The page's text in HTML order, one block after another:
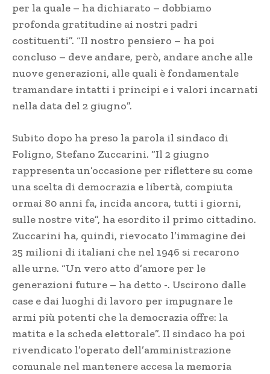
per la quale – ha dichiarato – dobbiamo
profonda gratitudine ai nostri padri
costituenti”. “Il nostro pensiero – ha poi
concluso – deve andare, però, andare anche alle
nuove generazioni, alle quali è fondamentale
tramandare intatti i principi e i valori incarnati
nella data del 2 giugno”.
Subito dopo ha preso la parola il sindaco di
Foligno, Stefano Zuccarini. “Il 2 giugno
rappresenta un’occasione per riflettere su come
una scelta di democrazia e libertà, compiuta
ormai 80 anni fa, incida ancora, tutti i giorni,
sulle nostre vite”, ha esordito il primo cittadino.
Zuccarini ha, quindi, rievocato l’immagine dei
25 milioni di italiani che nel 1946 si recarono
alle urne. “Un vero atto d’amore per le
generazioni future – ha detto -. Uscirono dalle
case e dai luoghi di lavoro per impugnare le
armi più potenti che la democrazia offre: la
matita e la scheda elettorale”. Il sindaco ha poi
rivendicato l’operato dell’amministrazione
comunale nel mantenere accesa la memoria